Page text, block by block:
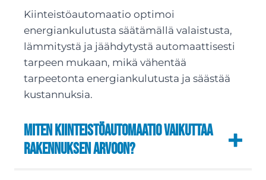
Kiinteistöautomaatio optimoi
energiankulutusta säätämällä valaistusta,
lämmitystä ja jäähdytystä automaattisesti
tarpeen mukaan, mikä vähentää
tarpeetonta energiankulutusta ja säästää
kustannuksia.
Miten kiinteistöautomaatio vaikuttaa
rakennuksen arvoon?